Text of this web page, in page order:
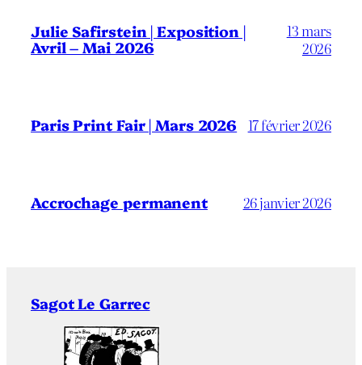
Julie Safirstein | Exposition |
Avril – Mai 2026
13 mars
2026
Paris Print Fair | Mars 2026 17 février 2026
Accrochage permanent 26 janvier 2026
Sagot Le Garrec